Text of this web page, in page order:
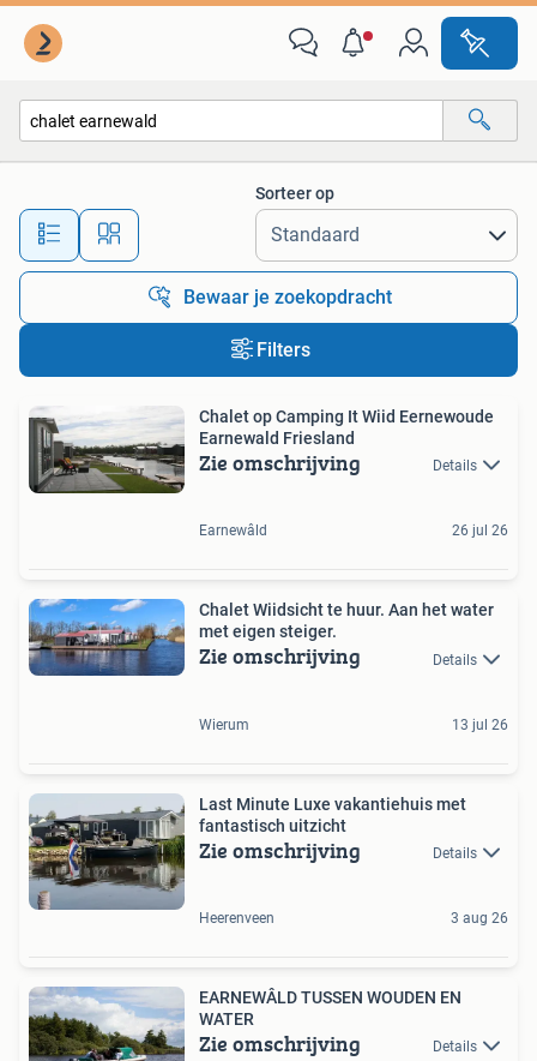
Alle afstanden…
Sorteer op
Bewaar je zoekopdracht
Filters
Chalet op Camping It Wiid Eernewoude
Earnewald Friesland
Zie omschrijving Details
Earnewâld 26 jul 26
Chalet Wiidsicht te huur. Aan het water
met eigen steiger.
Zie omschrijving Details
Wierum 13 jul 26
Last Minute Luxe vakantiehuis met
fantastisch uitzicht
Zie omschrijving Details
Heerenveen 3 aug 26
EARNEWÂLD TUSSEN WOUDEN EN
WATER
Zie omschrijving Details